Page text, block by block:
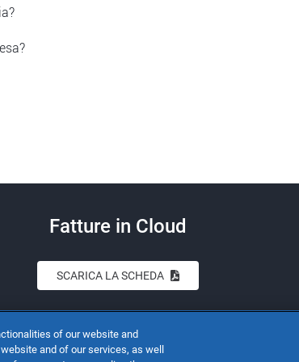
scegliere.
piani" del tuo account e seguire le istruzioni.
i dati che hai già inserito.
scadenza della prova (o della licenza) senza
può variare in base al regime fiscale che hai
Fatture in Cloud
SCARICA LA SCHEDA
of our website and
and of our services, as well